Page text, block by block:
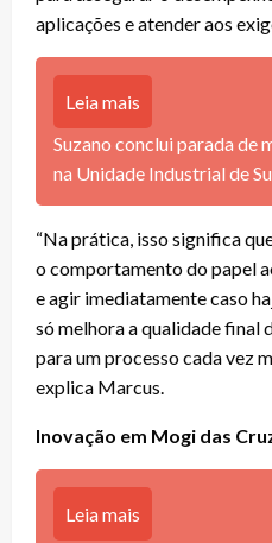
aplicações e atender aos
Leia mais
Suzano conclui parada de
na Unidade Industrial de
“Na prática, isso significa
o comportamento do papel
e agir imediatamente caso
só melhora a qualidade
para um processo cada vez
explica Marcus.
Inovação em Mogi das
Leia mais